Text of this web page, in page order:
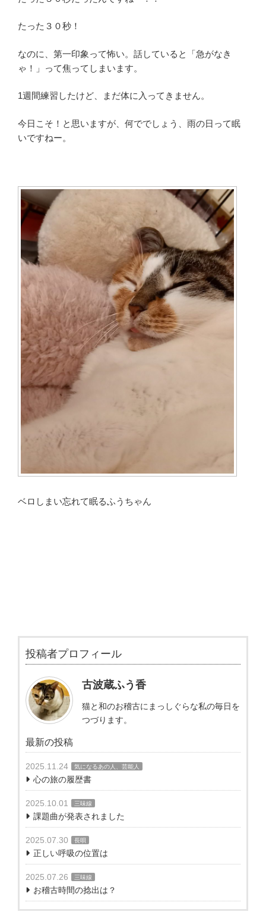
たった３０秒！
なのに、第一印象って怖い。話していると「急がなき
ゃ！」って焦ってしまいます。
1週間練習したけど、まだ体に入ってきません。
今日こそ！と思いますが、何ででしょう、雨の日って眠
いですねー。
ベロしまい忘れて眠るふうちゃん
投稿者プロフィール
古波蔵ふう香
猫と和のお稽古にまっしぐらな私の毎日を
つづります。
最新の投稿
2025.11.24 気になるあの人、芸能人
心の旅の履歴書
2025.10.01 三味線
課題曲が発表されました
2025.07.30 長唄
正しい呼吸の位置は
2025.07.26 三味線
お稽古時間の捻出は？